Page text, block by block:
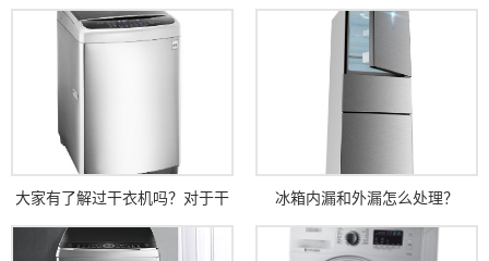
大家有了解过干衣机吗？对于干
衣机和烘干机的区别在哪里呢？
冰箱内漏和外漏怎么处理？